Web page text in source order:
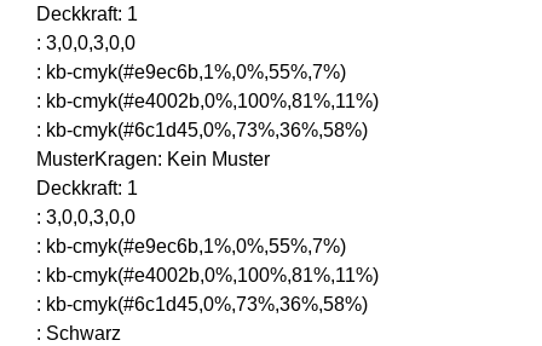
Deckkraft: 1
: 3,0,0,3,0,0
: kb-cmyk(#e9ec6b,1%,0%,55%,7%)
: kb-cmyk(#e4002b,0%,100%,81%,11%)
: kb-cmyk(#6c1d45,0%,73%,36%,58%)
MusterKragen: Kein Muster
Deckkraft: 1
: 3,0,0,3,0,0
: kb-cmyk(#e9ec6b,1%,0%,55%,7%)
: kb-cmyk(#e4002b,0%,100%,81%,11%)
: kb-cmyk(#6c1d45,0%,73%,36%,58%)
: Schwarz